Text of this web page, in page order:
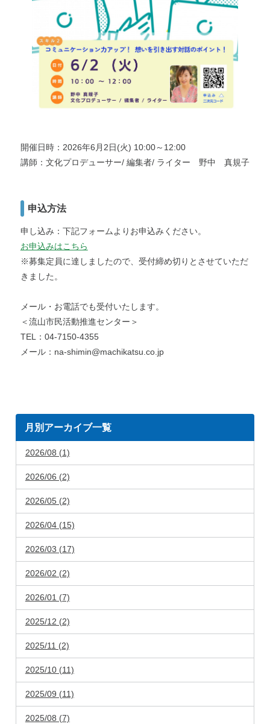
開催日時：2026年6月2日(火) 10:00～12:00
講師：文化プロデューサー/ 編集者/ ライター 野中 真規子
申込方法
申し込み：下記フォームよりお申込みください。
お申込みはこちら
※募集定員に達しましたので、受付締め切りとさせていただ
きました。
メール・お電話でも受付いたします。
＜流山市民活動推進センター＞
TEL：04-7150-4355
メール：na-shimin@machikatsu.co.jp
月別アーカイブ一覧
2026/08 (1)
2026/06 (2)
2026/05 (2)
2026/04 (15)
2026/03 (17)
2026/02 (2)
2026/01 (7)
2025/12 (2)
2025/11 (2)
2025/10 (11)
2025/09 (11)
2025/08 (7)